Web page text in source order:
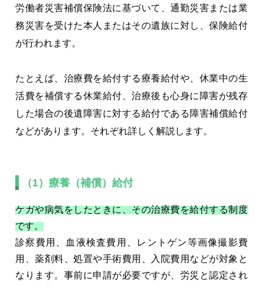
労働者災害補償保険法に基づいて、通勤災害または業
務災害を受けた本人またはその遺族に対し、保険給付
が行われます。
たとえば、治療費を給付する療養給付や、休業中の生
活費を補償する休業給付、治療後も心身に障害が残存
した場合の後遺障害に対する給付である障害補償給付
などがあります。それぞれ詳しく解説します。
（1）療養（補償）給付
ケガや病気をしたときに、その治療費を給付する制度
です。
診察費用、血液検査費用、レントゲン等画像撮影費
用、薬剤料、処置や手術費用、入院費用などが対象と
なります。事前に申請が必要ですが、労災と認定され